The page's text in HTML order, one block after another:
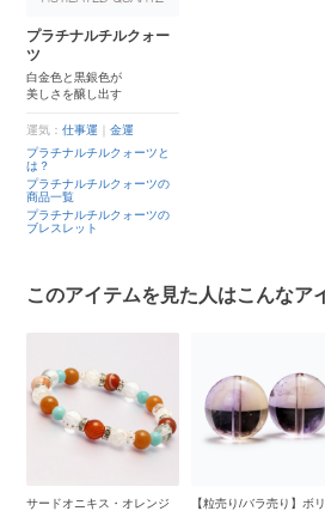
プラチナルチルクォー
ツ
白金色と黒銀色が
美しさを醸し出す
運気：仕事運 ｜金運
プラチナルチルクォーツと
は？
プラチナルチルクォーツの
商品一覧
プラチナルチルクォーツの
ブレスレット
このアイテムを見た人はこんなア
サードオニキス・オレンジ
【粒売り/バラ売り】ボ